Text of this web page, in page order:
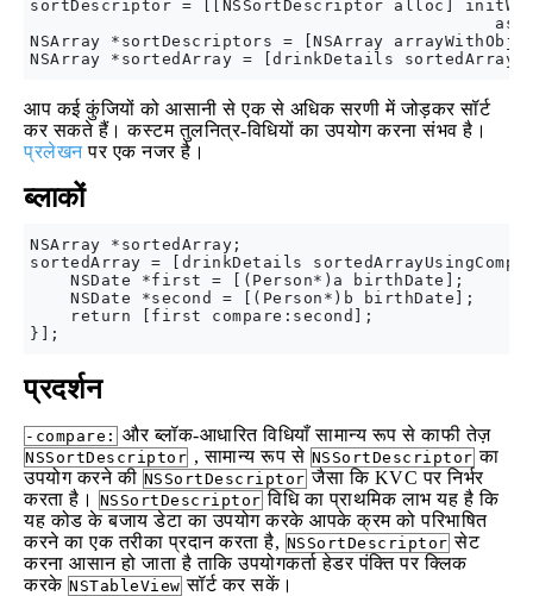
sortDescriptor = [[NSSortDescriptor alloc]
NSArray *sortDescriptors = [NSArray
आप कई कुंजियों को आसानी से एक से अधिक सरणी में जोड़कर सॉर्ट
कर सकते हैं। कस्टम तुलनित्र-विधियों का उपयोग करना संभव है।
प्रलेखनपर एक नजर है।
ब्लाकों
NSArray *sortedArray;
sortedArray = [drinkDetails
    NSDate *first = [(Person*)a birthDate];
    NSDate *second = [(Person*)b birthDate];
    return [first compare:second];
प्रदर्शन
-compare: और ब्लॉक-आधारित विधियाँ सामान्य रूप से काफी तेज़
NSSortDescriptor , सामान्य रूप से NSSortDescriptor का
उपयोग करने की NSSortDescriptor जैसा कि KVC पर निर्भर
करता है।
NSSortDescriptor विधि का प्राथमिक लाभ यह है कि
यह कोड के बजाय डेटा का उपयोग करके आपके क्रम को परिभाषित
करने का एक तरीका प्रदान करता है, NSSortDescriptor सेट
करना आसान हो जाता है ताकि उपयोगकर्ता हेडर पंक्ति पर क्लिक
करके NSTableView सॉर्ट कर सकें।